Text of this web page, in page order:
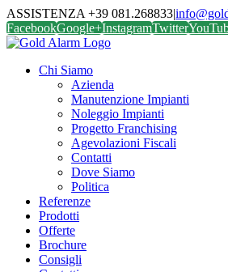
ASSISTENZA +39 081.268833|
FacebookGoogle+InstagramTwitter
Chi Siamo
Azienda
Manutenzione Impianti
Noleggio Impianti
Progetto Franchising
Agevolazioni Fiscali
Contatti
Dove Siamo
Politica
Referenze
Prodotti
Offerte
Brochure
Consigli